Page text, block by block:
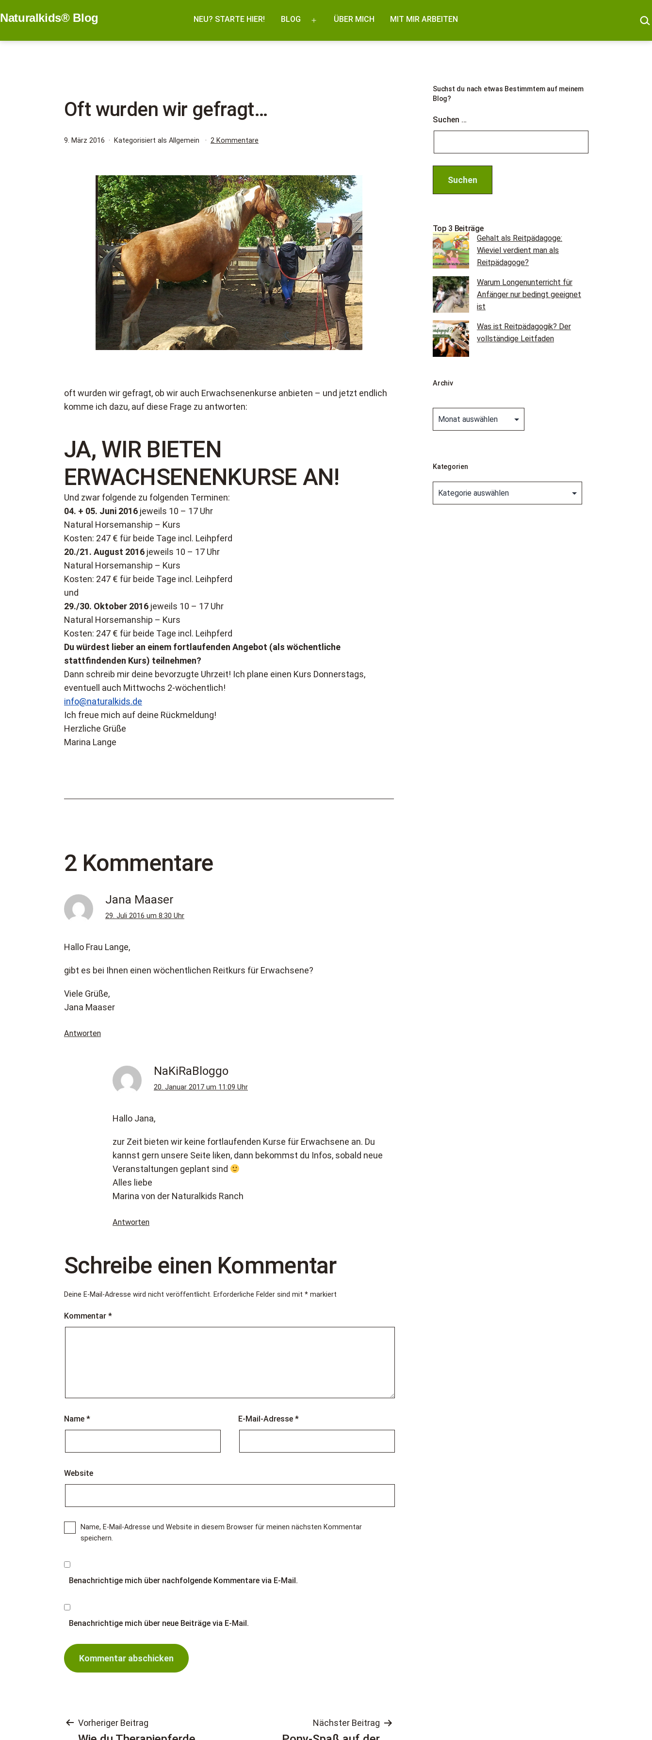
Inhalt
Naturalkids® Blog NEU? STARTE HIER! BLOG
Menü
öffnen
ÜBER MICH MIT MIR ARBEITEN
Oft wurden wir gefragt…
Veröffentlicht
9. März 2016 Kategorisiert als Allgemein 2 Kommentare
wir
gefragt…
oft wurden wir gefragt, ob wir auch Erwachsenenkurse anbieten – und jetzt endlich
komme ich dazu, auf diese Frage zu antworten:
JA, WIR BIETEN
ERWACHSENENKURSE AN!
Und zwar folgende zu folgenden Terminen:
04. + 05. Juni 2016 jeweils 10 – 17 Uhr
Natural Horsemanship – Kurs
Kosten: 247 € für beide Tage incl. Leihpferd
20./21. August 2016 jeweils 10 – 17 Uhr
Natural Horsemanship – Kurs
Kosten: 247 € für beide Tage incl. Leihpferd
und
29./30. Oktober 2016 jeweils 10 – 17 Uhr
Natural Horsemanship – Kurs
Kosten: 247 € für beide Tage incl. Leihpferd
Du würdest lieber an einem fortlaufenden Angebot (als wöchentliche
stattfindenden Kurs) teilnehmen?
Dann schreib mir deine bevorzugte Uhrzeit! Ich plane einen Kurs Donnerstags,
eventuell auch Mittwochs 2-wöchentlich!
info@naturalkids.de
Ich freue mich auf deine Rückmeldung!
Herzliche Grüße
Marina Lange
2 Kommentare
Jana Maaser
29. Juli 2016 um 8:30 Uhr
Hallo Frau Lange,
gibt es bei Ihnen einen wöchentlichen Reitkurs für Erwachsene?
Viele Grüße,
Jana Maaser
Antworten
NaKiRaBloggo
20. Januar 2017 um 11:09 Uhr
Hallo Jana,
zur Zeit bieten wir keine fortlaufenden Kurse für Erwachsene an. Du
kannst gern unsere Seite liken, dann bekommst du Infos, sobald neue
Veranstaltungen geplant sind
Alles liebe
Marina von der Naturalkids Ranch
Antworten
Schreibe einen Kommentar
Deine E-Mail-Adresse wird nicht veröffentlicht. Erforderliche Felder sind mit * markiert
Kommentar *
Name * E-Mail-Adresse *
Website
Name, E-Mail-Adresse und Website in diesem Browser für meinen nächsten Kommentar
speichern.
Benachrichtige mich über nachfolgende Kommentare via E-Mail.
Benachrichtige mich über neue Beiträge via E-Mail.
Beitragsnavigation
Vorheriger Beitrag Nächster Beitrag
Suchst du nach etwas Bestimmtem auf meinem
Blog?
Suchen …
Top 3 Beiträge
Gehalt als Reitpädagoge:
Wieviel verdient man als
Reitpädagoge?
Warum Longenunterricht für
Anfänger nur bedingt geeignet
ist
Was ist Reitpädagogik? Der
vollständige Leitfaden
Archiv
Kategorien